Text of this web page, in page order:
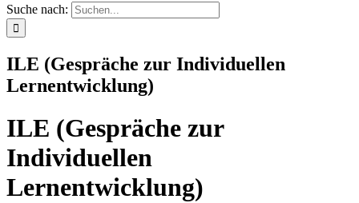
Suche nach:
ILE (Gespräche zur Individuellen
Lernentwicklung)
ILE (Gespräche zur
Individuellen
Lernentwicklung)